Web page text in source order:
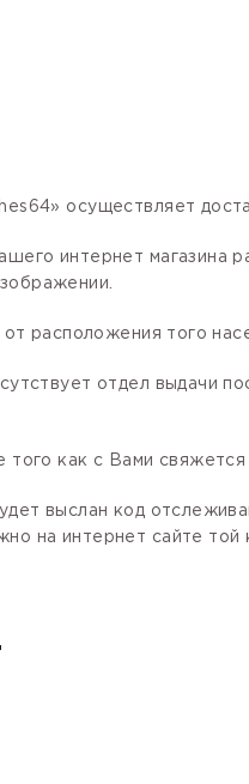
осуществляет
интернет
расположения того
отдел выдачи
как с Вами
выслан код
на интернет сайте